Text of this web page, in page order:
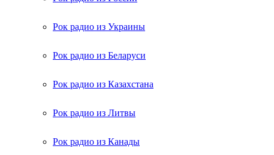
Рок радио из Украины
Рок радио из Беларуси
Рок радио из Казахстана
Рок радио из Литвы
Рок радио из Канады